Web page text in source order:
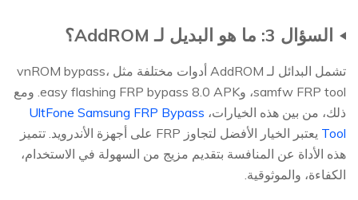
السؤال 3: ما هو البديل لـ AddROM؟
تشمل البدائل لـ AddROM أدوات مختلفة مثل vnROM bypass،
samfw FRP tool، وeasy flashing FRP bypass 8.0 APK. ومع
ذلك، من بين هذه الخيارات، UltFone Samsung FRP Bypass
Tool
يعتبر الخيار الأفضل لتجاوز FRP على أجهزة الأندرويد. تتميز
هذه الأداة عن المنافسة بتقديم مزيج من السهولة في الاستخدام،
الكفاءة، والموثوقية.